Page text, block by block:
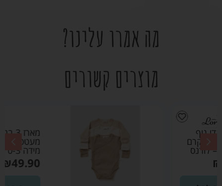
מה אמרו עלינו?
מוצרים קשורים
מארז 3 בגדי גוף
מעטפת טריקו קרם
מידה 0-3 – לורנס